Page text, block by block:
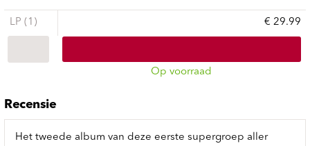
LP (1) € 29.99
Op voorraad
Recensie
Het tweede album van deze eerste supergroep aller